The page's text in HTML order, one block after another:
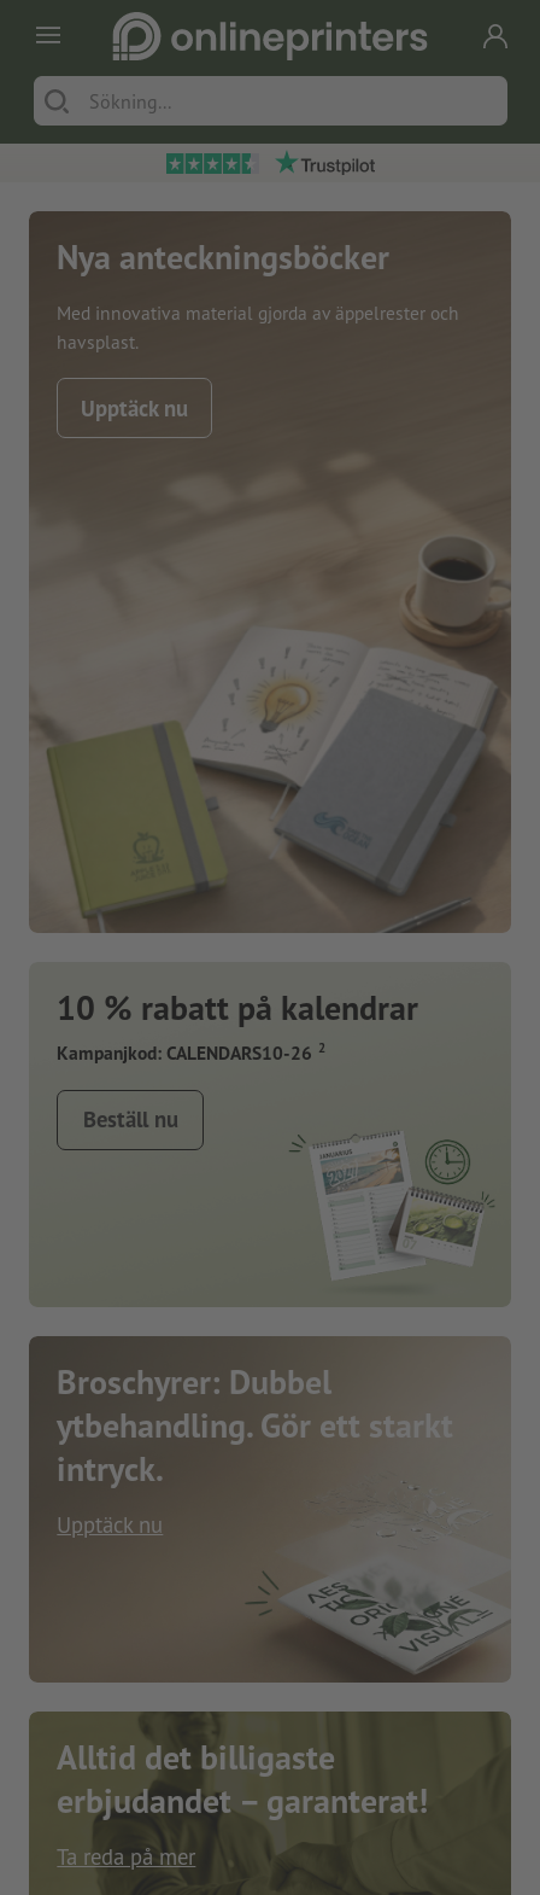
Nya anteckningsböcker
Med innovativa material gjorda av äppelrester och
havsplast.
Upptäck nu
10 % rabatt på kalendrar
Kampanjkod: CALENDARS10-26 2
Beställ nu
Broschyrer: Dubbel
ytbehandling. Gör ett starkt
intryck.
Upptäck nu
Alltid det billigaste
erbjudandet – garanterat!
Ta reda på mer